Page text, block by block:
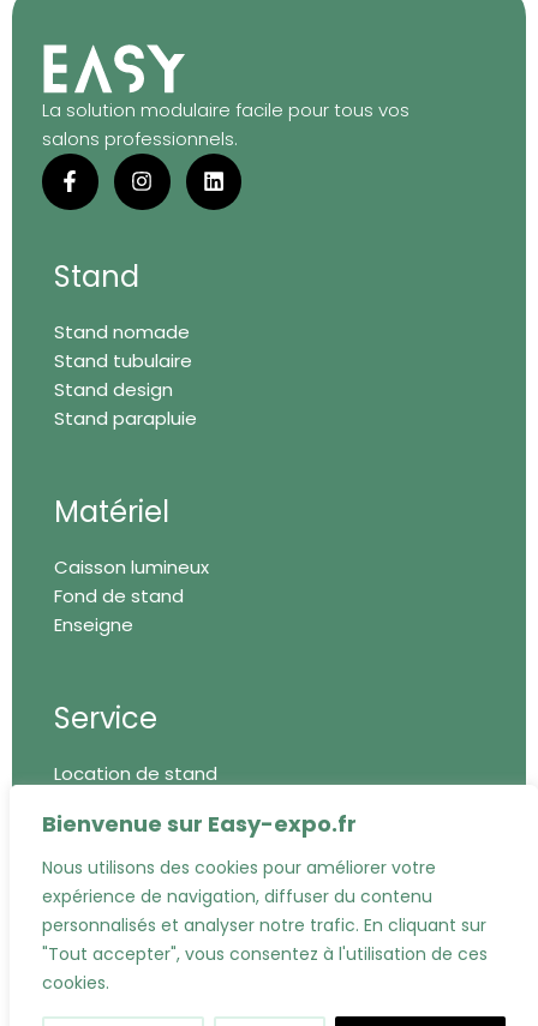
Bienvenue sur Easy-expo.fr
Nous utilisons des cookies pour améliorer votre
expérience de navigation, diffuser du contenu
personnalisés et analyser notre trafic. En cliquant sur
"Tout accepter", vous consentez à l'utilisation de ces
cookies.
La solution modulaire facile pour tous vos
salons professionnels.
F
a
c
o
o
-
f
I
n
s
m
L
i
n
Stand
Stand nomade
Stand tubulaire
Stand design
Stand parapluie
Matériel
Caisson lumineux
Fond de stand
Enseigne
Service
Location de stand
Montage/démontage
Bureau d'études
Copyright © Easy Tous droits Mentions légales Politique